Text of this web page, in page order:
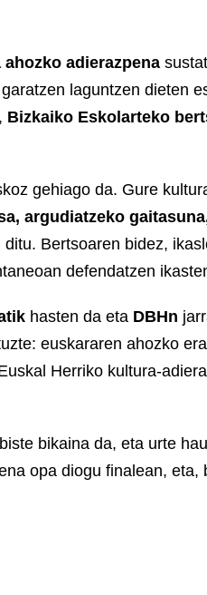
adierazpena
laguntzen dieten
Bizkaiko Eskolarteko
gehiago da. Gure
argudiatzeko
ditu. Bertsoaren bidez,
defendatzen
hasten da eta DBHn
euskararen ahozko
Herriko kultura-
bikaina da, eta urte
opa diogu finalean, eta,